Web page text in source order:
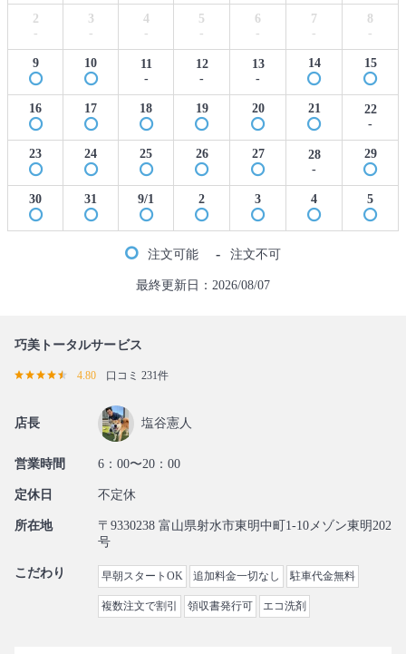
2
-
3
-
4
-
5
-
6
-
7
-
8
-
9 10
11
-
12
-
13
-
14 15
16 17 18 19 20 21
22
-
23 24 25 26 27
28
-
29
30 31 9/1 2 3 4 5
注文可能 - 注文不可
最終更新日：2026/08/07
巧美トータルサービス
4.80 口コミ 231件
店長 塩谷憲人
営業時間 6：00〜20：00
定休日 不定休
所在地
〒9330238 富山県射水市東明中町1-10メゾン東明202
号
こだわり 早朝スタートOK 追加料金一切なし 駐車代金無料
複数注文で割引 領収書発行可 エコ洗剤